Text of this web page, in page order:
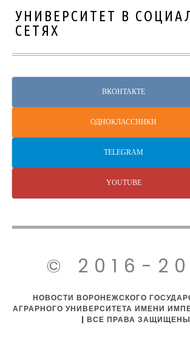
УНИВЕРСИТЕТ В
СЕТЯХ
ВКОНТАКТЕ
ОДНОКЛАССНИКИ
TELEGRAM
YOUTUBE
© 2016-
НОВОСТИ ВОРОНЕЖСКОГО
АГРАРНОГО УНИВЕРСИТЕТА ИМЕНИ
| ВСЕ ПРАВА ЗАЩИЩЕНЫ